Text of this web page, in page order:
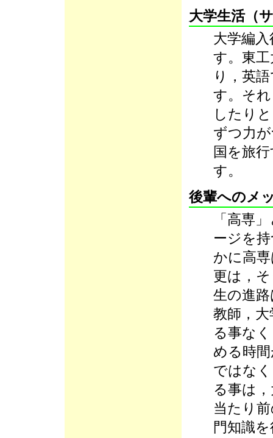
大学生活（
大学編
す。東
り，英
す。そ
したり
ずつ力
国を旅
す。
後輩へのメ
「高専
ージを
かに高
更は，
生の進
教師，
る事な
める時
ではな
る事は
当たり
門知識